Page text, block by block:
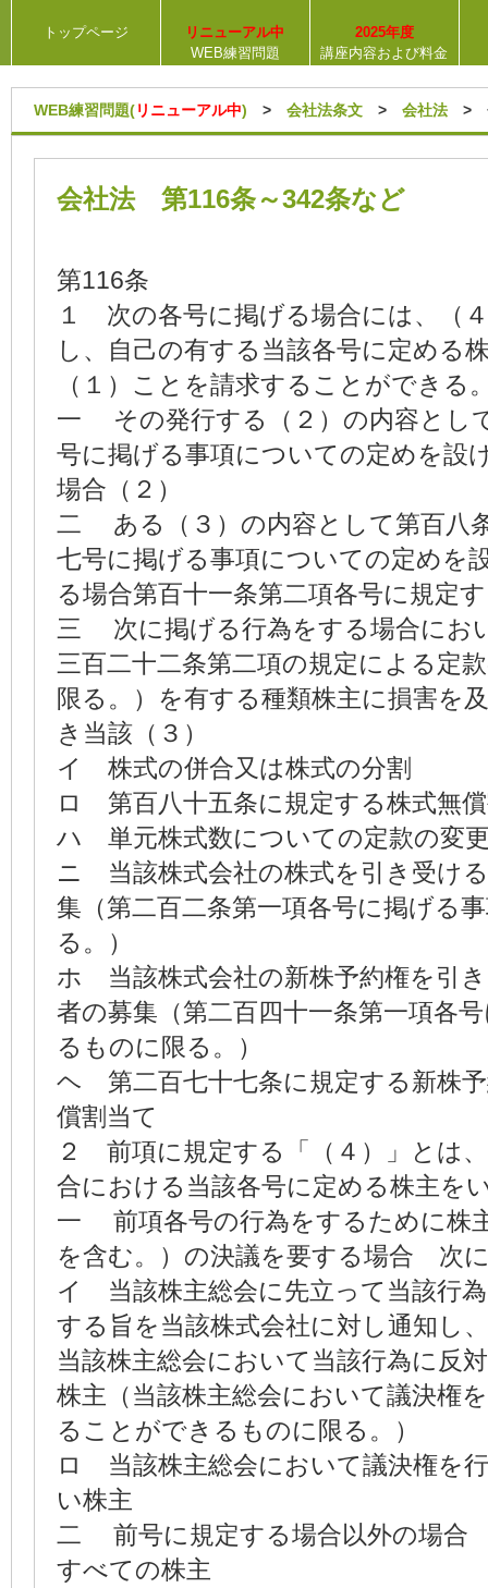
トップページ
リニューアル中
WEB練習問題
2025年度
講座内容および料金
WEB練習問題(リニューアル中) > 会社法条文 > 会社法 >
会社法 第116条～342条など
第116条
１ 次の各号に掲げる場合には、（
し、自己の有する当該各号に定める
（１）ことを請求することができる
一 その発行する（２）の内容とし
号に掲げる事項についての定めを設
場合（２）
二 ある（３）の内容として第百八
七号に掲げる事項についての定めを
る場合第百十一条第二項各号に規定
三 次に掲げる行為をする場合にお
三百二十二条第二項の規定による定
限る。）を有する種類株主に損害を
き当該（３）
イ 株式の併合又は株式の分割
ロ 第百八十五条に規定する株式無
ハ 単元株式数についての定款の変
ニ 当該株式会社の株式を引き受け
集（第二百二条第一項各号に掲げる
る。）
ホ 当該株式会社の新株予約権を引
者の募集（第二百四十一条第一項各
るものに限る。）
ヘ 第二百七十七条に規定する新株
償割当て
２ 前項に規定する「（４）」とは
合における当該各号に定める株主を
一 前項各号の行為をするために株
を含む。）の決議を要する場合 次
イ 当該株主総会に先立って当該行
する旨を当該株式会社に対し通知
当該株主総会において当該行為に反
株主（当該株主総会において議決
ることができるものに限る。）
ロ 当該株主総会において議決権を
い株主
二 前号に規定する場合以外の場
すべての株主